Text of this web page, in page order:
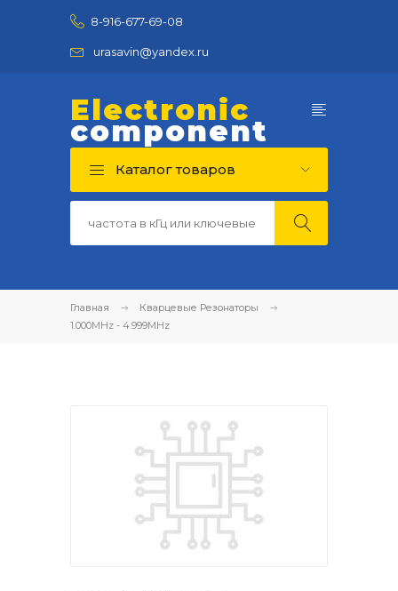
8-916-677-69-08
urasavin@yandex.ru
Electronic
component
Каталог товаров
Главная
Кварцевые Резонаторы
1.000MHz - 4.999MHz